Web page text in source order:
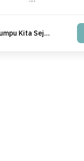
PT Klumpu Kita Sejahtera